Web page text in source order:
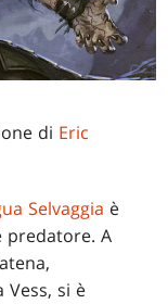
di Eric
Selvaggia è
predatore. A
Vess, si è